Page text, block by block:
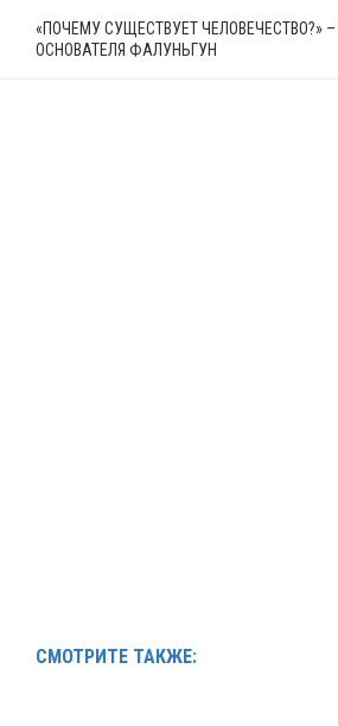
«ПОЧЕМУ СУЩЕСТВУЕТ ЧЕЛОВЕЧЕСТВО?»
ОСНОВАТЕЛЯ ФАЛУНЬГУН
СМОТРИТЕ ТАКЖЕ: